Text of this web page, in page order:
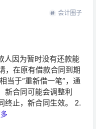
会计圈子
人因为暂时没有还款能
，在原有借款合同到期
当于“重新借一笔”，通
新合同可能会调整利
终止，新合同生效。 2.